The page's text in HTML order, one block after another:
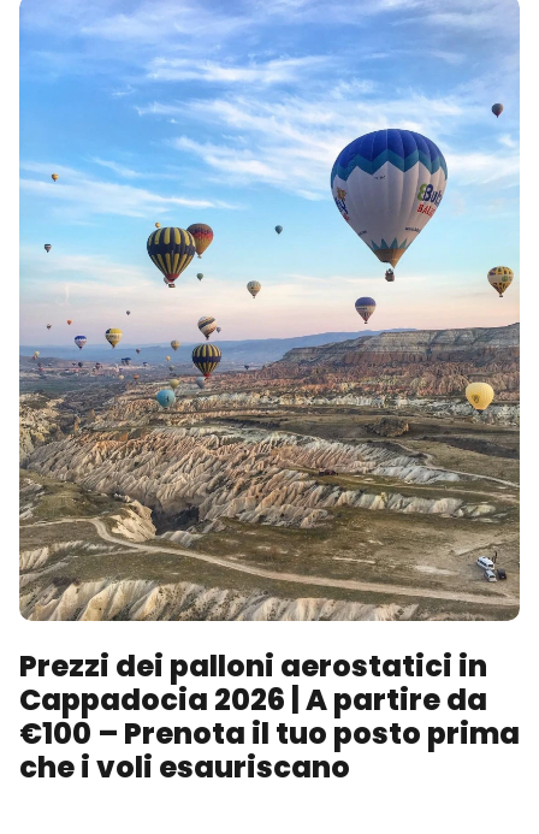
Prezzi dei palloni aerostatici in
Cappadocia 2026 | A partire da
€100 – Prenota il tuo posto prima
che i voli esauriscano